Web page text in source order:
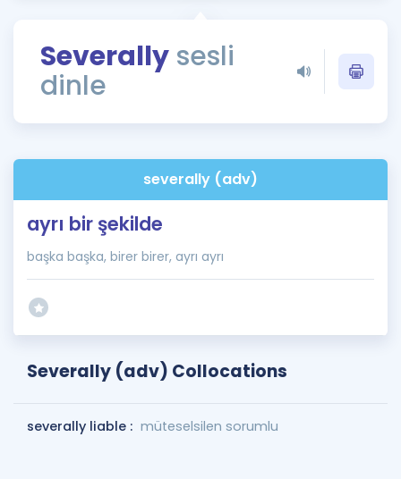
Rehberlik Aracı
ÖSYM Sınav Takvimi
İngilizce Gramer
Severally sesli
dinle
severally (adv)
ayrı bir şekilde
başka başka, birer birer, ayrı ayrı
Severally (adv) Collocations
severally liable : müteselsilen sorumlu